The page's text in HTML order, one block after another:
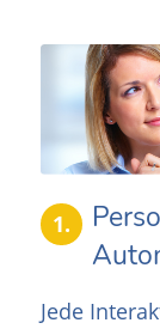
1.
Jede